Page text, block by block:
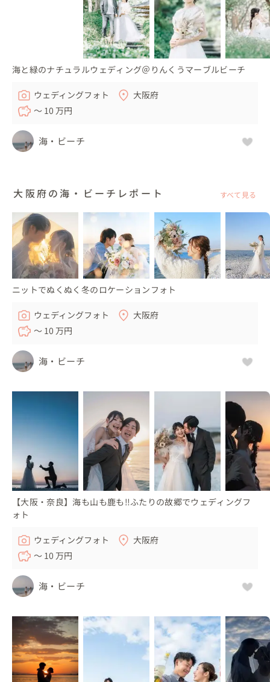
海と緑のナチュラルウェディング＠りんくうマーブルビーチ
ウェディングフォト
大阪府
〜 10 万円
海・ビーチ
大阪府の海・ビーチレポート すべて見る
ニットでぬくぬく冬のロケーションフォト
ウェディングフォト
大阪府
〜 10 万円
海・ビーチ
【大阪・奈良】海も山も鹿も‼ふたりの故郷でウェディングフ
ォト
ウェディングフォト
大阪府
〜 10 万円
海・ビーチ